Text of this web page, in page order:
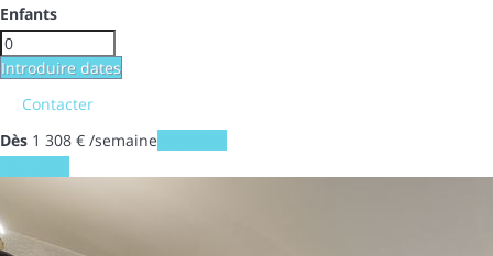
Enfants
Introduire dates
Contacter
Dès 1 308 € /semaine